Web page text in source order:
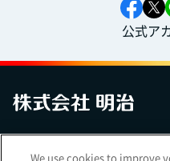
公式ア
We use cookies to improve